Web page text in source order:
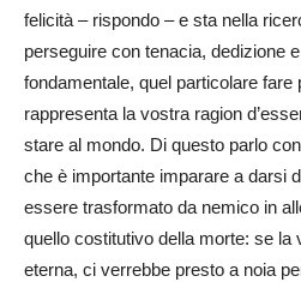
felicità – rispondo – e sta nella
perseguire con tenacia, dedizione
fondamentale, quel particolare fare
rappresenta la vostra ragion
stare al mondo. Di questo parlo
che è importante imparare a darsi
essere trasformato da nemico in
quello costitutivo della morte: se la
eterna, ci verrebbe presto a noia